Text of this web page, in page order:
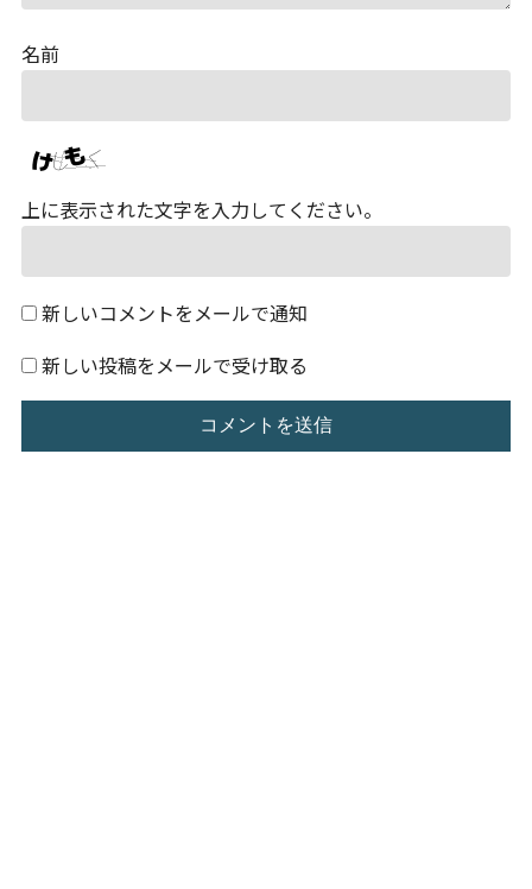
名前
上に表示された文字を入力してください。
新しいコメントをメールで通知
新しい投稿をメールで受け取る